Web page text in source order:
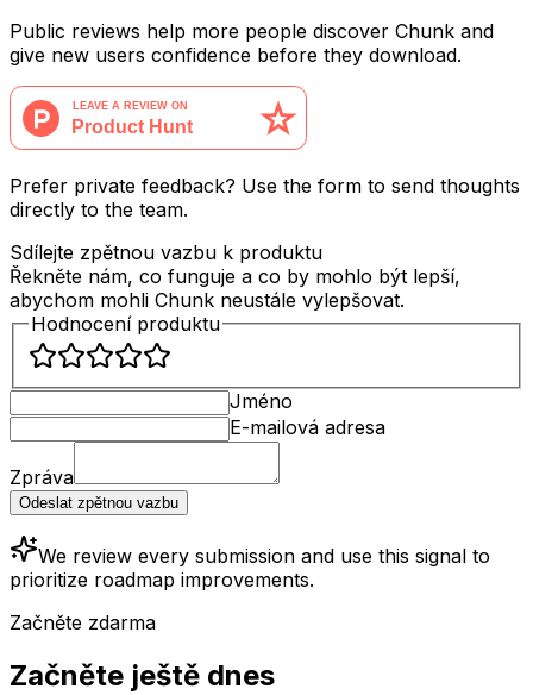
Public reviews help more people discover Chunk and
give new users confidence before they download.
Prefer private feedback? Use the form to send thoughts
directly to the team.
Sdílejte zpětnou vazbu k produktu
Řekněte nám, co funguje a co by mohlo být lepší,
abychom mohli Chunk neustále vylepšovat.
Hodnocení produktu
Jméno
E-mailová adresa
Zpráva
Odeslat zpětnou vazbu
We review every submission and use this signal to
prioritize roadmap improvements.
Začněte zdarma
Začněte ještě dnes